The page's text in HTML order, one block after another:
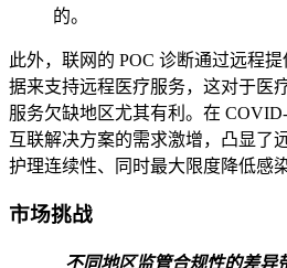
的。
此外，联网的 POC 诊断通过远程
据来支持远程医疗服务，这对于医
服务欠缺地区尤其有利。在
互联解决方案的需求激增，凸显了
护理连续性、同时最大限度降低感
市场挑战
不同地区监管合规性的差异